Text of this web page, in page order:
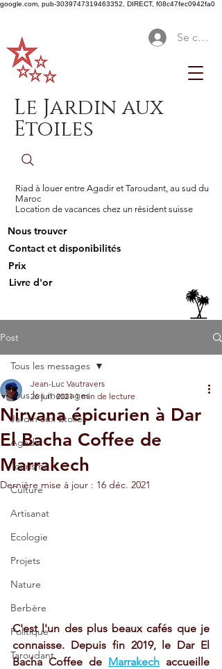
google.com, pub-3039747319463352, DIRECT, f08c47fec0942fa0
Se
Le Jardin aux
Etoiles
Riad à louer entre Agadir et Taroudant, au sud du
Maroc
Location de vacances chez un résident suisse
Nous trouver
Contact et disponibilités
Prix
Livre d'or
Post
Tous les messages
Jardin aux Etoiles
Agadir
Tourisme
Culture
Artisanat
Ecologie
Projets
Nature
Berbère
Politique
Taroudant
Tous les messages
Nirvana épicurien à Dar
El Bacha Coffee de
Marrakech
Jean-Luc Vautravers
26 juil. 2021 1 min de lecture
Dernière mise à jour : 16 déc. 2021
C'est l'un des plus beaux cafés que je
connaisse. Depuis fin 2019, le Dar El
Bacha Coffee de Marrakech accueille